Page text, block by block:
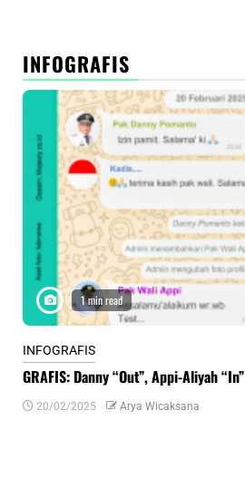
INFOGRAFIS
1 min read
INFOGRAFIS
GRAFIS: Danny “Out”, Appi-Aliyah “In”
20/02/2025 Arya Wicaksana